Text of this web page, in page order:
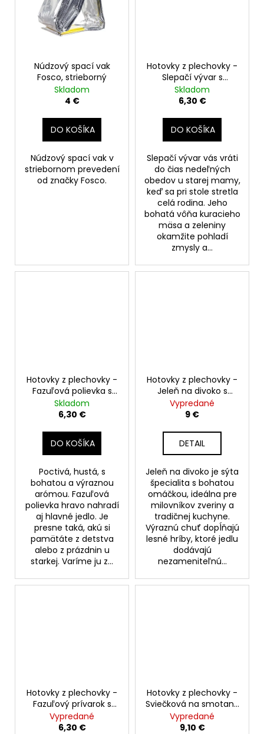
Núdzový spací vak
Fosco, strieborný
Skladom
4 €
DO KOŠÍKA
Núdzový spací vak v
striebornom prevedení
od značky Fosco.
Hotovky z plechovky -
Slepačí vývar s
mäsom a zeleninou
400g
Skladom
6,30 €
DO KOŠÍKA
Slepačí vývar vás vráti
do čias nedeľných
obedov u starej mamy,
keď sa pri stole stretla
celá rodina. Jeho
bohatá vôňa kuracieho
mäsa a zeleniny
okamžite pohladí
zmysly a...
Hotovky z plechovky -
Fazuľová polievka s
údeným a klobásou
400g
Skladom
6,30 €
DO KOŠÍKA
Poctivá, hustá, s
bohatou a výraznou
arómou. Fazuľová
polievka hravo nahradí
aj hlavné jedlo. Je
presne taká, akú si
pamätáte z detstva
alebo z prázdnin u
starkej. Varíme ju z...
Hotovky z plechovky -
Jeleň na divoko s
lesnými hríbami 400g
Vypredané
9 €
DETAIL
Jeleň na divoko je sýta
špecialita s bohatou
omáčkou, ideálna pre
milovníkov zveriny a
tradičnej kuchyne.
Výraznú chuť dopĺňajú
lesné hríby, ktoré jedlu
dodávajú
nezameniteľnú...
Hotovky z plechovky -
Fazuľový prívarok s
karbonátkou 400g
Vypredané
6,30 €
Hotovky z plechovky -
Sviečková na smotane
s hovädzím mäsom
Lactofree 400g
Vypredané
9,10 €